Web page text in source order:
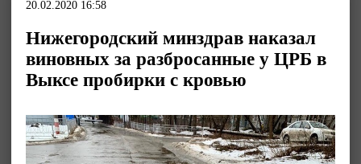
20.02.2020 16:58
Нижегородский минздрав наказал
виновных за разбросанные у ЦРБ в
Выксе пробирки с кровью